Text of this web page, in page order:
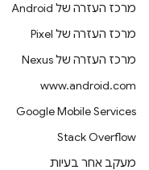
מרכז העזרה של Android
מרכז העזרה של Pixel
מרכז העזרה של Nexus
www.android.com
Google Mobile Services
Stack Overflow
מעקב אחר בעיות